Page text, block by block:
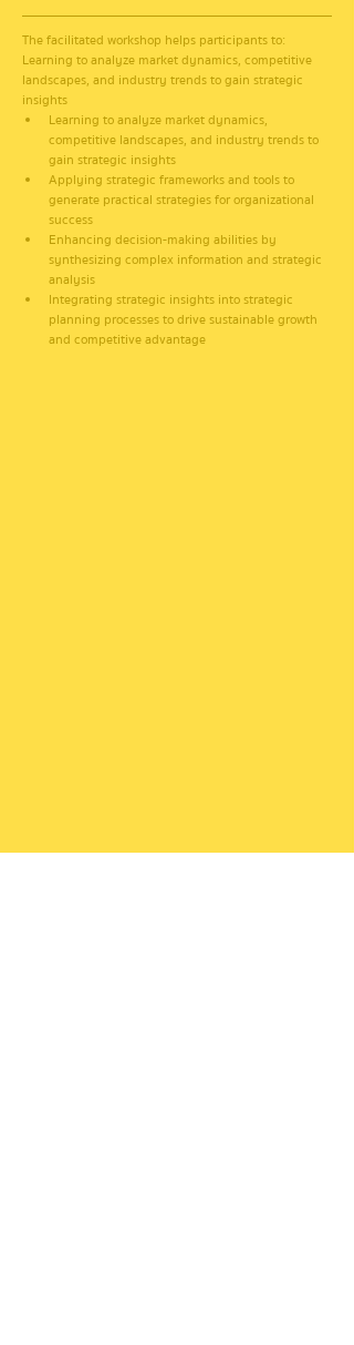
The facilitated workshop helps participants to:
Learning to analyze market dynamics, competitive
landscapes, and industry trends to gain strategic
insights
Learning to analyze market dynamics,
competitive landscapes, and industry trends to
gain strategic insights
Applying strategic frameworks and tools to
generate practical strategies for organizational
success
Enhancing decision-making abilities by
synthesizing complex information and strategic
analysis
Integrating strategic insights into strategic
planning processes to drive sustainable growth
and competitive advantage